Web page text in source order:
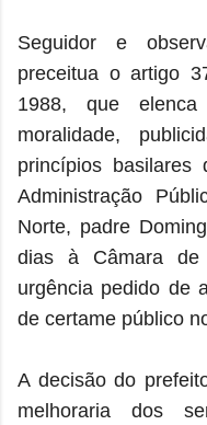
Seguidor e
preceitua o artigo
1988, que elenca
moralidade,
princípios
Administração
Norte, padre
dias à Câmara de
urgência pedido de
de certame público
A decisão do
melhoraria dos